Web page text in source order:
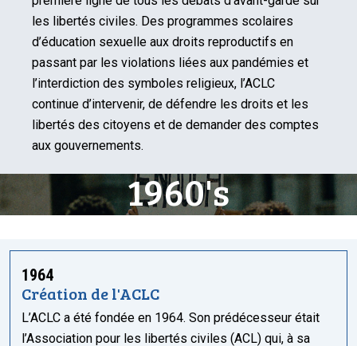
les libertés civiles. Des programmes scolaires
d’éducation sexuelle aux droits reproductifs en
passant par les violations liées aux pandémies et
l’interdiction des symboles religieux, l’ACLC
continue d’intervenir, de défendre les droits et les
libertés des citoyens et de demander des comptes
aux gouvernements.
1960's
1964
Création de l'ACLC
L’ACLC a été fondée en 1964. Son prédécesseur était
l’Association pour les libertés civiles (ACL) qui, à sa